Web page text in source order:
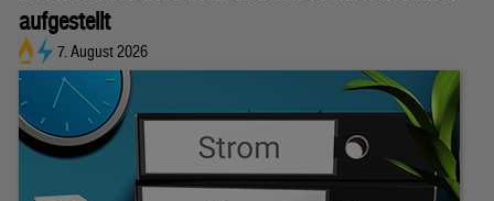
aufgestellt
7. August 2026